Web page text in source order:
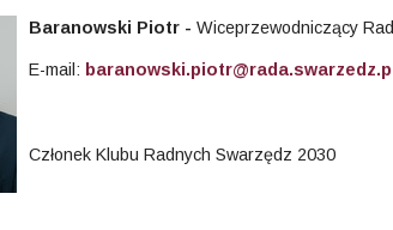
Baranowski Piotr - Wiceprzewodniczący
E-mail:
Członek Klubu Radnych Swarzędz 2030